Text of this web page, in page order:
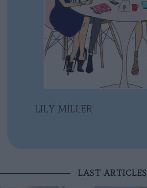
LILY MILLER
LAST ARTICLES